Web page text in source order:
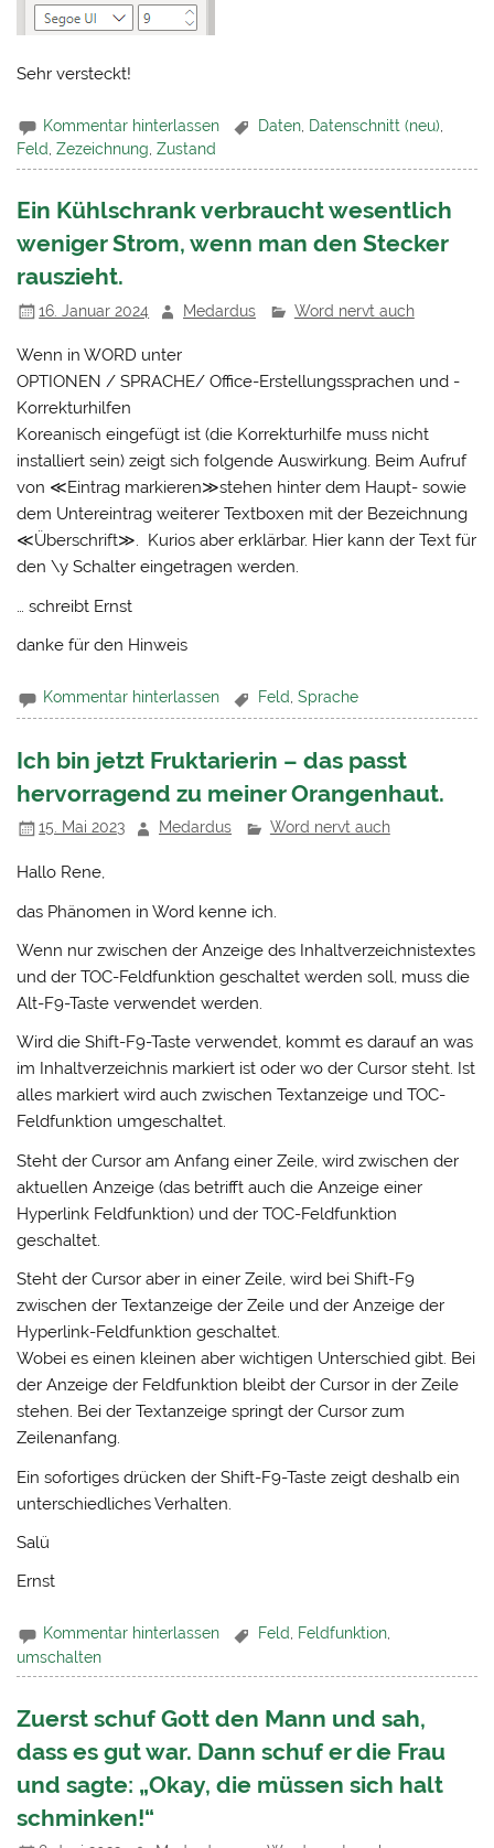
Sehr versteckt!
Kommentar hinterlassen Daten Datenschnitt (neu)
Feld ,Zezeichnung ,Zustand
Ein Kühlschrank verbraucht wesentlich
weniger Strom, wenn man den Stecker
rauszieht.
16. Januar 2024 Medardus Word nervt auch
Wenn in WORD unter
OPTIONEN / SPRACHE/ Office-Erstellungssprachen und -
Korrekturhilfen
Koreanisch eingefügt ist (die Korrekturhilfe muss nicht
installiert sein) zeigt sich folgende Auswirkung. Beim Aufruf
von ≪Eintrag markieren≫stehen hinter dem Haupt- sowie
dem Untereintrag weiterer Textboxen mit der Bezeichnung
≪Überschrift≫. Kurios aber erklärbar. Hier kann der Text für
den \y Schalter eingetragen werden.
… schreibt Ernst
danke für den Hinweis
Kommentar hinterlassen Feld,Sprache
Ich bin jetzt Fruktarierin – das passt
hervorragend zu meiner Orangenhaut.
15. Mai 2023 Medardus Word nervt auch
Hallo Rene,
das Phänomen in Word kenne ich.
Wenn nur zwischen der Anzeige des Inhaltverzeichnistextes
und der TOC-Feldfunktion geschaltet werden soll, muss die
Alt-F9-Taste verwendet werden.
Wird die Shift-F9-Taste verwendet, kommt es darauf an was
im Inhaltverzeichnis markiert ist oder wo der Cursor steht. Ist
alles markiert wird auch zwischen Textanzeige und TOC-
Feldfunktion umgeschaltet.
Steht der Cursor am Anfang einer Zeile, wird zwischen der
aktuellen Anzeige (das betrifft auch die Anzeige einer
Hyperlink Feldfunktion) und der TOC-Feldfunktion
geschaltet.
Steht der Cursor aber in einer Zeile, wird bei Shift-F9
zwischen der Textanzeige der Zeile und der Anzeige der
Hyperlink-Feldfunktion geschaltet.
Wobei es einen kleinen aber wichtigen Unterschied gibt. Bei
der Anzeige der Feldfunktion bleibt der Cursor in der Zeile
stehen. Bei der Textanzeige springt der Cursor zum
Zeilenanfang.
Ein sofortiges drücken der Shift-F9-Taste zeigt deshalb ein
unterschiedliches Verhalten.
Salü
Ernst
Kommentar hinterlassen Feld, Feldfunktion,
umschalten
Zuerst schuf Gott den Mann und sah,
dass es gut war. Dann schuf er die Frau
und sagte: „Okay, die müssen sich halt
schminken!“